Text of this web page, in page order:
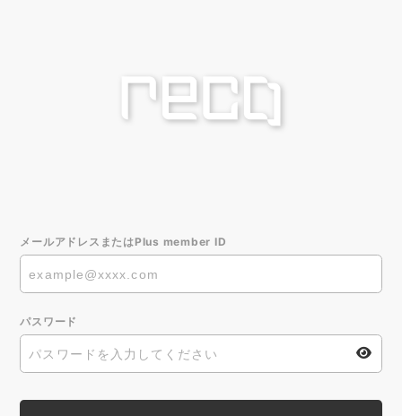
メールアドレスまたはPlus member ID
パスワード